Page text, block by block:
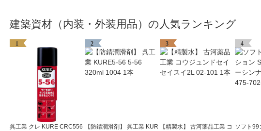
建築資材（内装・外装用品）の人気ランキング
1
呉工業 クレ KURE CRC556
2
【防錆潤滑剤】 呉工業 KUR
3
【精製水】 古河薬品工業 コ
4
ソフト99